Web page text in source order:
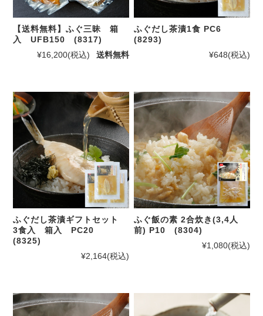
【送料無料】ふぐ三昧 箱
入 UFB150 (8317)
¥16,200(税込) 送料無料
ふぐだし茶漬1食 PC6
(8293)
¥648(税込)
ふぐだし茶漬ギフトセット
3食入 箱入 PC20
(8325)
¥2,164(税込)
ふぐ飯の素 2合炊き(3,4人
前) P10 (8304)
¥1,080(税込)